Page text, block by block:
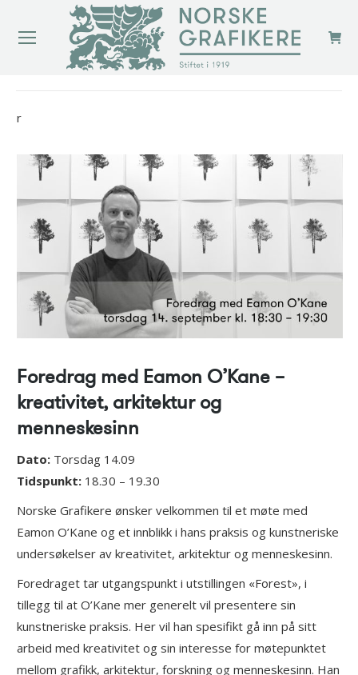
r
Foredrag med Eamon O’Kane –
kreativitet, arkitektur og
menneskesinn
Dato:Torsdag 14.09
Tidspunkt:18.30 – 19.30
Norske Grafikere ønsker velkommen til et møte med
Eamon O’Kane og et innblikk i hans praksis og kunstneriske
undersøkelser av kreativitet, arkitektur og menneskesinn.
Foredraget tar utgangspunkt i utstillingen «Forest», i
tillegg til at O’Kane mer generelt vil presentere sin
kunstneriske praksis. Her vil han spesifikt gå inn på sitt
arbeid med kreativitet og sin interesse for møtepunktet
mellom grafikk, arkitektur, forskning og menneskesinn. Han